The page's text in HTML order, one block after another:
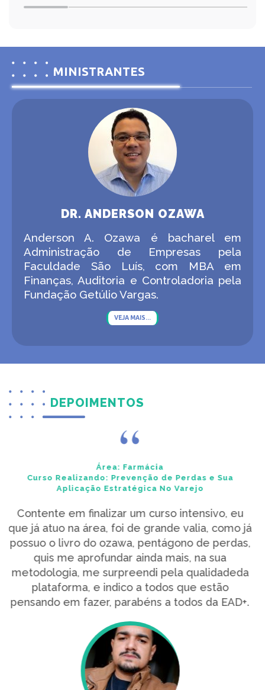
MINISTRANTES
DR. ANDERSON OZAWA
Anderson A. Ozawa é bacharel em
Administração de Empresas pela
Faculdade São Luís, com MBA em
Finanças, Auditoria e Controladoria pela
Fundação Getúlio Vargas.
VEJA MAIS...
DEPOIMENTOS
já
Área:Farmácia
Curso Realizando:Prevenção de Perdas e Sua
Aplicação Estratégica No Varejo
Maravilhoso o curso.. muito bem explicado com
rico conteúdo na área.
LILIAN BATISTA